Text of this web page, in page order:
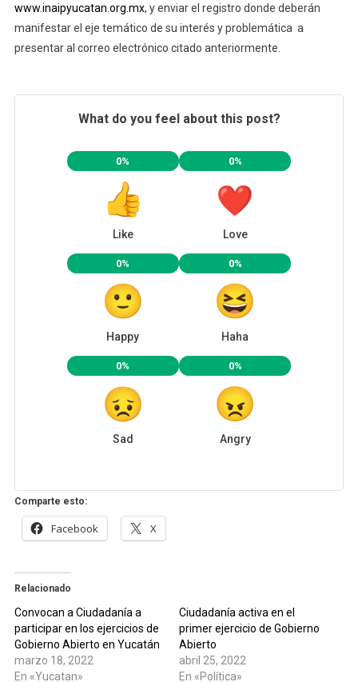
www.inaipyucatan.org.mx, y enviar el registro donde deberán
manifestar el eje temático de su interés y problemática a
presentar al correo electrónico citado anteriormente.
What do you feel about this post?
0%
Like
0%
Love
0%
Happy
0%
Haha
0%
Sad
0%
Angry
Comparte esto:
Facebook X
Relacionado
Convocan a Ciudadanía a
participar en los ejercicios de
Gobierno Abierto en Yucatán
marzo 18, 2022
En «Yucatan»
Ciudadanía activa en el
primer ejercicio de Gobierno
Abierto
abril 25, 2022
En «Política»